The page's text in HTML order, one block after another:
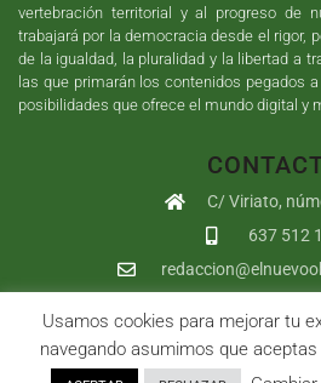
vertebración territorial y al progreso de
trabajará por la democracia desde el rigor,
de la igualdad, la pluralidad y la libertad a
las que primarán los contenidos pegados
posibilidades que ofrece el mundo digital y
C/ Viriato,
637 512
Copyright ©2026 El Nuevo Observador
yDesarrollo| All Rights Reserved |
Usamos cookies para mejorar tu
navegando asumimos que aceptas